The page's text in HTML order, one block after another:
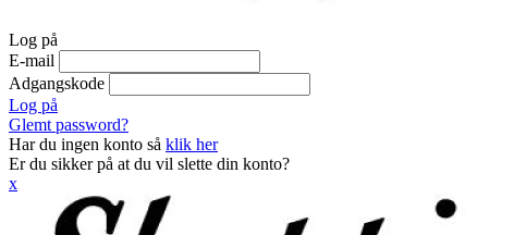
Log på
E-mail
Adgangskode
Log på
Glemt password?
Har du ingen konto så klik her
Er du sikker på at du vil slette din konto?
x